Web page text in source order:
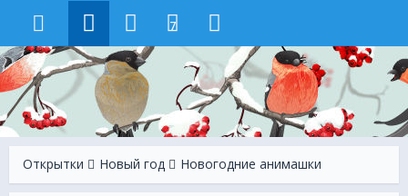
7
Открытки Новый год Новогодние анимашки